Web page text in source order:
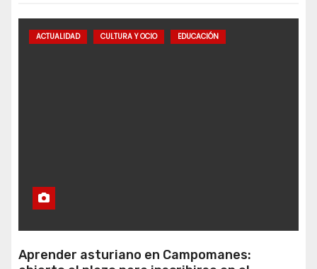
ACTUALIDAD CULTURA Y OCIO EDUCACIÓN
Aprender asturiano en Campomanes: